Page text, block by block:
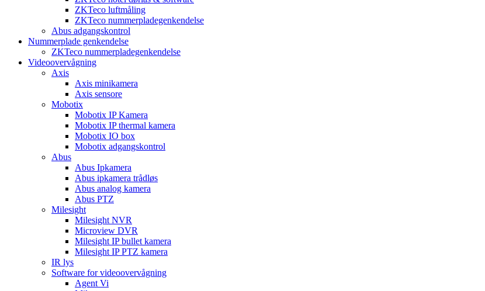
ZKTeco luftmåling
ZKTeco nummerpladegenkendelse
Abus adgangskontrol
Nummerplade genkendelse
ZKTeco nummerpladegenkendelse
Videoovervågning
Axis
Axis minikamera
Axis sensore
Mobotix
Mobotix IP Kamera
Mobotix IP thermal kamera
Mobotix IO box
Mobotix adgangskontrol
Abus
Abus Ipkamera
Abus ipkamera trådløs
Abus analog kamera
Abus PTZ
Milesight
Milesight NVR
Microview DVR
Milesight IP bullet kamera
Milesight IP PTZ kamera
IR lys
Software for videoovervågning
Agent Vi